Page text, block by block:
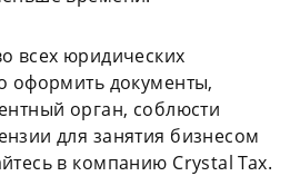
всех юридических
оформить документы,
орган, соблюсти
для занятия бизнесом
в компанию Crystal Tax.